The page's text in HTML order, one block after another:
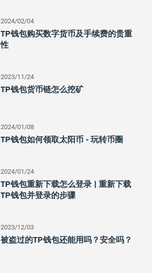
2024/02/04
TP钱包购买数字货币及手续费的贵重
性
2023/11/24
TP钱包货币链怎么挖矿
2024/01/08
TP钱包如何领取太阳币 - 玩转币圈
2024/01/24
TP钱包重新下载怎么登录 | 重新下载
TP钱包并登录的步骤
2023/12/03
被盗过的TP钱包还能用吗？安全吗？